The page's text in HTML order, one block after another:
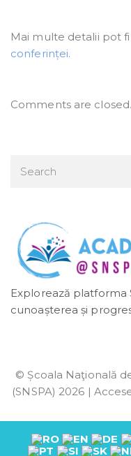
Mai multe detalii pot
conferinței.
Comments are closed.
Explorează platforma
cunoașterea și
© Școala Naţională
(SNSPA) 2026 |